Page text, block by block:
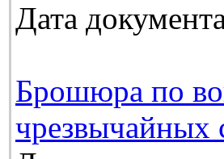
Дата
Брошюра по
чрезвычайных